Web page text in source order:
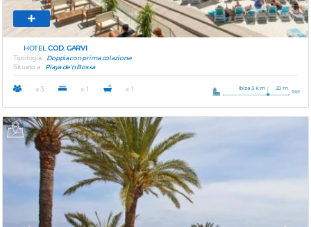
HOTELCOD. GARVI
Tipologia
Doppia con prima colazione
Situato a
Playa de'n Bossa
x 3 x 1 x 1 Ibiza 3 Km 20 m.